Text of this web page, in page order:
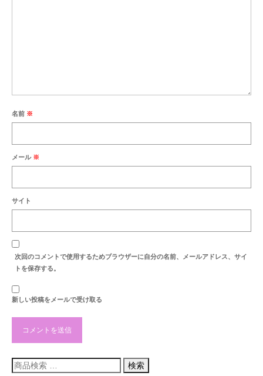
お彼岸
地蔵盆
お知らせ
名前 ※
メール ※
サイト
次回のコメントで使用するためブラウザーに自分の名前、メールアドレス、サイ
トを保存する。
新しい投稿をメールで受け取る
検
検索